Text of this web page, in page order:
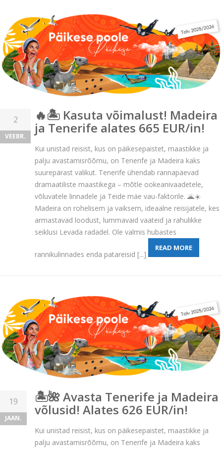
2
VEEBR.
🔥🏝️ Kasuta võimalust! Madeira
ja Tenerife alates 665 EUR/in!
Kui unistad reisist, kus on päikesepaistet, maastikke ja
palju avastamisrõõmu, on Tenerife ja Madeira kaks
suurepärast valikut. Tenerife ühendab rannapäevad
dramaatiliste maastikega – mõtle ookeanivaadetele,
võluvatele linnadele ja Teide mäe vau-faktorile. 🌋☀️
Madeira on rohelisem ja vaiksem, ideaalne reisijatele, kes
armastavad loodust, lummavaid vaateid ja rahulikke
seiklusi Levada radadel. Ole valmis hubastes
rannikulinnades enda patareisid [...]
READ MORE
19
JAAN.
🏝️🌺 Avasta Tenerife ja Madeira
võlusid! Alates 626 EUR/in!
Kui unistad reisist, kus on päikesepaistet, maastikke ja
palju avastamisrõõmu, on Tenerife ja Madeira kaks